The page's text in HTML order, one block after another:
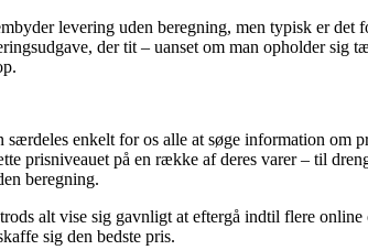
levering uden beregning, men typisk er
der tit – uanset om man opholder
særdeles enkelt for os alle at søge information om
prisniveauet på en række af deres varer – til
beregning.
alt vise sig gavnligt at eftergå indtil flere
sig den bedste pris.